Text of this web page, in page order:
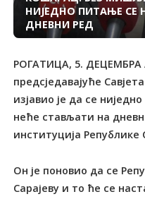
НИЈЕДНО ПИТАЊЕ СЕ
ДНЕВНИ РЕД
РОГАТИЦА, 5. ДЕЦЕМБРА
предсједавајуће
изјавио је да се
неће стављати на
институција Републике
Он је поновио да се
Сарајеву и то ће се